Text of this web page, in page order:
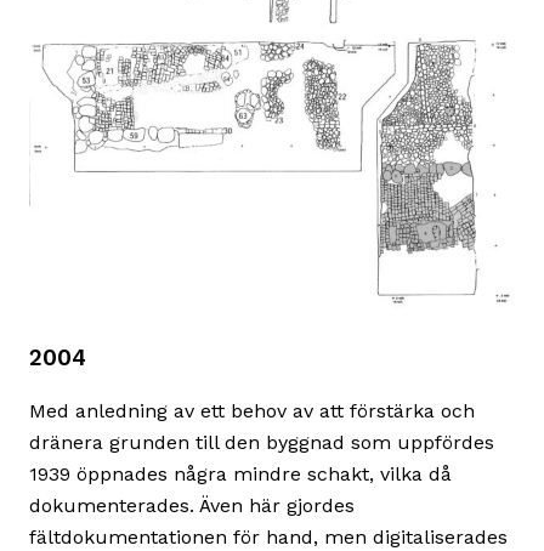
2004
Med anledning av ett behov av att förstärka och
dränera grunden till den byggnad som uppfördes
1939 öppnades några mindre schakt, vilka då
dokumenterades. Även här gjordes
fältdokumentationen för hand, men digitaliserades